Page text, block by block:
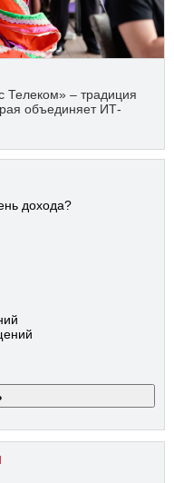
Телеком» – традиция
объединяет ИТ-
дохода?